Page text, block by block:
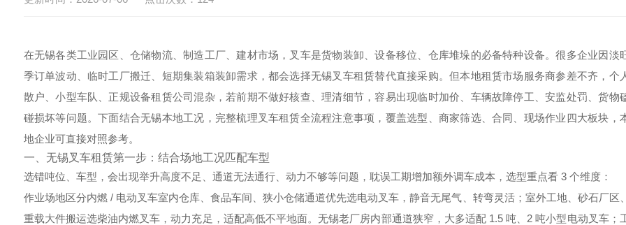
在无锡各类工业园区、仓储物流、制造工厂、建材市场，叉车是货物装卸、设备移位、仓库堆垛的必备特种设备。很多企业因淡
季订单波动、临时工厂搬迁、短期集装箱装卸需求，都会选择无锡叉车租赁替代直接采购。但本地租赁市场服务商参差不齐，个
散户、小型车队、正规设备租赁公司混杂，若前期不做好核查、理清细节，容易出现临时加价、车辆故障停工、安监处罚、货物
碰损坏等问题。下面结合无锡本地工况，完整梳理叉车租赁全流程注意事项，覆盖选型、商家筛选、合同、现场作业四大板块，
地企业可直接对照参考。
一、无锡叉车租赁第一步：结合场地工况匹配车型
选错吨位、车型，会出现举升高度不足、通道无法通行、动力不够等问题，耽误工期增加额外调车成本，选型重点看 3 个维度：
作业场地区分内燃 / 电动叉车室内仓库、食品车间、狭小仓储通道优先选电动叉车，静音无尾气、转弯灵活；室外工地、砂石厂区、
重载大件搬运选柴油内燃叉车，动力充足，适配高低不平地面。无锡老厂房内部通道狭窄，大多适配 1.5 吨、2 吨小型电动叉车；